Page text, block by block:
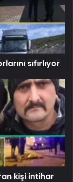
sıfırlıyor
kişi intihar